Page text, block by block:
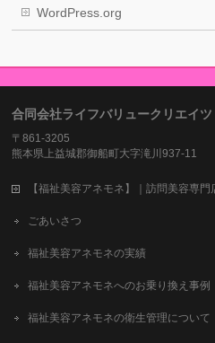
WordPress.org
合同会社ライフバリュークリエイツ
〒861-3205
熊本県上益城郡御船町大字滝川937-11
【福祉美容アネモネ】｜訪問美容専
ごあいさつ
福祉美容アネモネの実績
福祉美容アネモネへのお乗り換え事例
福祉美容アネモネの衛生管理について